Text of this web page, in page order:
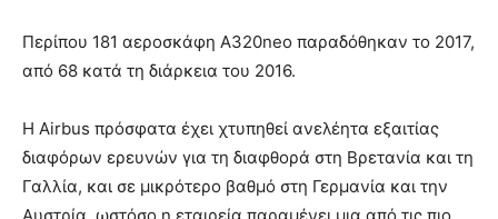
Περίπου 181 αεροσκάφη A320neo παραδόθηκαν το 2017,
από 68 κατά τη διάρκεια του 2016.
Η Airbus πρόσφατα έχει χτυπηθεί ανελέητα εξαιτίας
διαφόρων ερευνών για τη διαφθορά στη Βρετανία και τη
Γαλλία, και σε μικρότερο βαθμό στη Γερμανία και την
Αυστρία, ωστόσο η εταιρεία παραμένει μια από τις πιο